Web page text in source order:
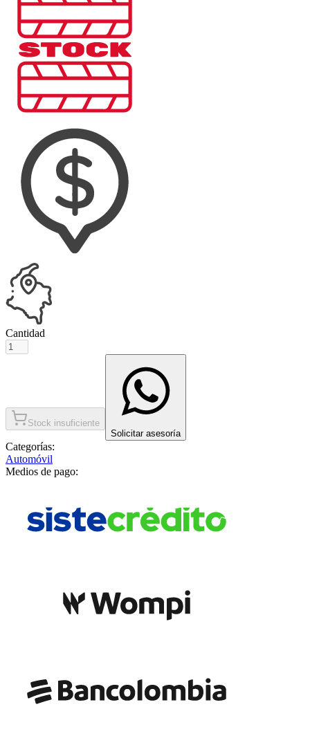
Cantidad
Stock insuficiente
Solicitar asesoría
Categorías:
Automóvil
Medios de pago: